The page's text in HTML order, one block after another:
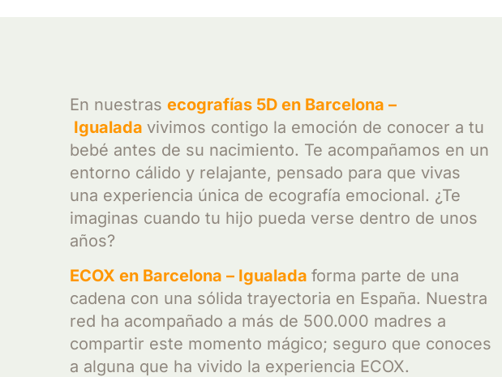
En nuestras ecografías 5D en Barcelona –
Igualada vivimos contigo la emoción de conocer a tu
bebé antes de su nacimiento. Te acompañamos en un
entorno cálido y relajante, pensado para que vivas
una experiencia única de ecografía emocional. ¿Te
imaginas cuando tu hijo pueda verse dentro de unos
años?
ECOX en Barcelona – Igualada forma parte de una
cadena con una sólida trayectoria en España. Nuestra
red ha acompañado a más de 500.000 madres a
compartir este momento mágico; seguro que conoces
a alguna que ha vivido la experiencia ECOX.